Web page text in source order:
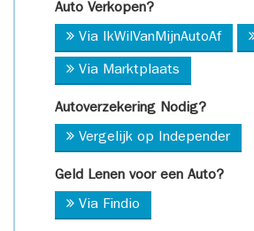
Auto Verkopen?
Via IkWilVanMijnAutoAf
Via Marktplaats
Autoverzekering Nodig?
Vergelijk op Independer
Geld Lenen voor een Auto?
Via Findio